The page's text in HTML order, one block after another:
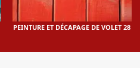
PEINTURE ET DÉCAPAGE DE VOLET 28